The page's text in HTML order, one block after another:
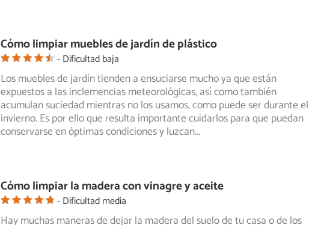
Cómo limpiar muebles de jardín de plástico
Dificultad baja
Los muebles de jardín tienden a ensuciarse mucho ya que están
expuestos a las inclemencias meteorológicas, así como también
acumulan suciedad mientras no los usamos, como puede ser durante el
invierno. Es por ello que resulta importante cuidarlos para que puedan
conservarse en óptimas condiciones y luzcan...
Cómo limpiar la madera con vinagre y aceite
Dificultad media
Hay muchas maneras de dejar la madera del suelo de tu casa o de los